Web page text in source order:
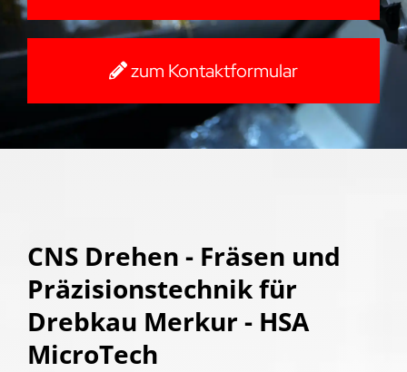
zum Kontaktformular
CNS Drehen - Fräsen und
Präzisionstechnik für
Drebkau Merkur - HSA
MicroTech